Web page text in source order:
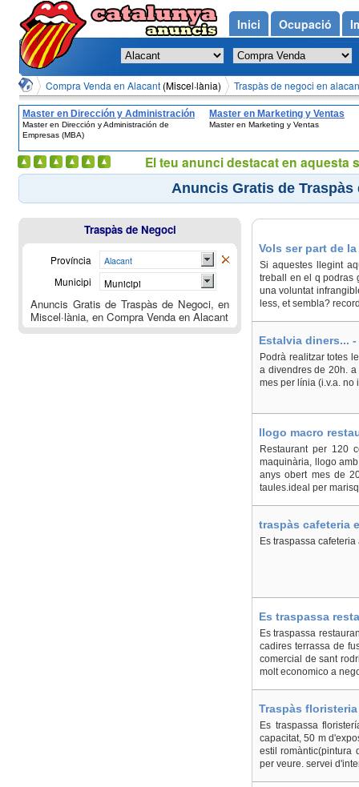
Compra Venda en Alacant (Miscel·lània) Traspàs de negoci en
Master en Dirección y Administración
de Empresas (MBA)
Master en Dirección y Administración de
Empresas (MBA)
Master en Marketing y Ventas
Master en Marketing y Ventas
Anuncis Gratis de Traspàs
Vols ser part de
Si aquestes llegint
treball en el q podras
una voluntat
less, et sembla?
Estalvia diners...
Podrà realitzar totes
a divendres de 20h.
mes per línia (i.v.a. no
llogo macro
Restaurant per 120
maquinària, llogo
anys obert mes de
taules.ideal per
traspàs cafeteria
Es traspassa
Es traspassa
- En Alacant, San
Es traspassa
cadires terrassa de
comercial de sant
molt economico a
Traspàs
Es traspassa
capacitat, 50 m
estil romàntic(pintura
per veure. servei
Traspàs de Negoci
Província Alacant
Municipi Municipi
Anuncis Gratis de Traspàs de Negoci, en
Miscel·lània, en Compra Venda en Alacant
Inici Ocupació
El teu anunci destacat en aquesta